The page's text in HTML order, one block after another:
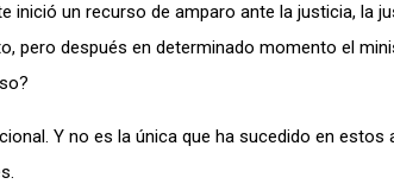
inició un recurso de amparo ante la justicia, la
pero después en determinado momento el
Y no es la única que ha sucedido en